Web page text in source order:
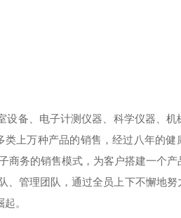
备、电子计测仪器、科学仪器、机
上万种产品的销售，经过八年的健
务的销售模式，为客户搭建一个产
、管理团队，通过全员上下不懈地努
。